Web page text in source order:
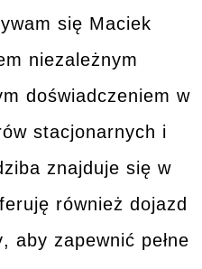
się Maciek
niezależnym
doświadczeniem w
stacjonarnych i
znajduje się w
również dojazd
, aby zapewnić pełne